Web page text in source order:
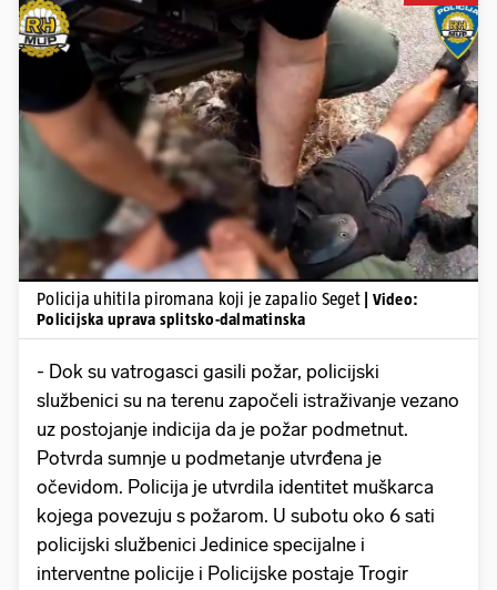
Pokretanje videa...
Policija uhitila piromana koji je zapalio Seget
| Video:
Policijska uprava splitsko-dalmatinska
- Dok su vatrogasci gasili požar, policijski
službenici su na terenu započeli istraživanje vezano
uz postojanje indicija da je požar podmetnut.
Potvrda sumnje u podmetanje utvrđena je
očevidom. Policija je utvrdila identitet muškarca
kojega povezuju s požarom. U subotu oko 6 sati
policijski službenici Jedinice specijalne i
interventne policije i Policijske postaje Trogir